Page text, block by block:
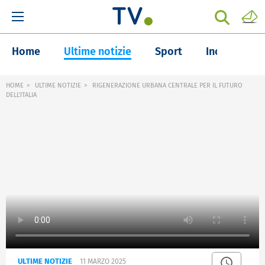
Home Ultime notizie Sport Inchieste
HOME ULTIME NOTIZIE
RIGENERAZIONE URBANA CENTRALE PER IL FUTURO
DELL'ITALIA
ULTIME NOTIZIE 11 MARZO 2025